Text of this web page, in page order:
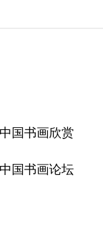
中国书画欣赏
中国书画论坛